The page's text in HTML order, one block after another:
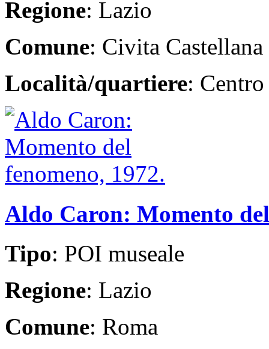
Regione: Lazio
Comune: Civita Castellana
Località/quartiere:
Aldo Caron: Momento
Tipo: POI museale
Regione: Lazio
Comune: Roma